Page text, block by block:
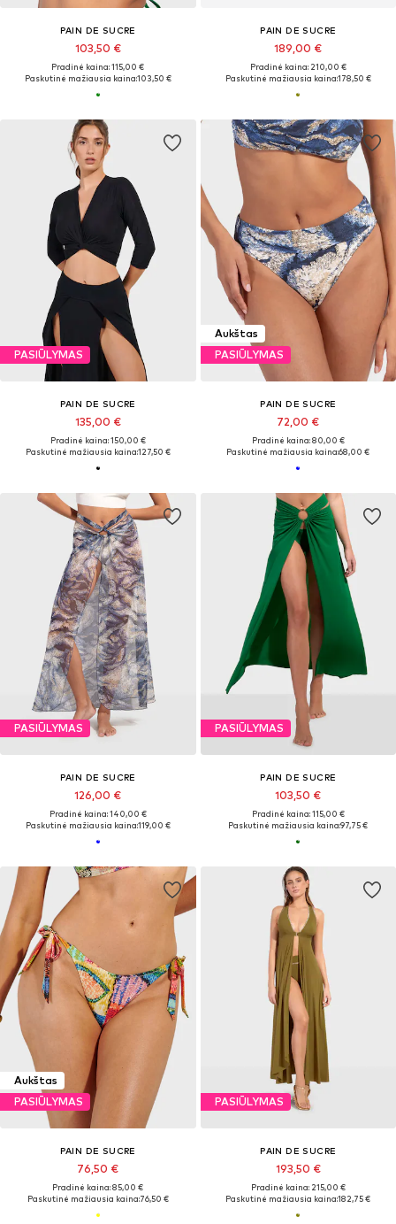
PAIN DE SUCRE
103,50 €
Pradinė kaina: 115,00 €
Paskutinė mažiausia kaina:103,50 €
PAIN DE SUCRE
189,00 €
Pradinė kaina: 210,00 €
Paskutinė mažiausia kaina:178,50 €
PASIŪLYMAS
PAIN DE SUCRE
135,00 €
Pradinė kaina: 150,00 €
Paskutinė mažiausia kaina:127,50 €
Aukštas
PASIŪLYMAS
PAIN DE SUCRE
72,00 €
Pradinė kaina: 80,00 €
Paskutinė mažiausia kaina:68,00 €
PASIŪLYMAS
PAIN DE SUCRE
126,00 €
Pradinė kaina: 140,00 €
Paskutinė mažiausia kaina:119,00 €
PASIŪLYMAS
PAIN DE SUCRE
103,50 €
Pradinė kaina: 115,00 €
Paskutinė mažiausia kaina:97,75 €
Aukštas
PASIŪLYMAS
PAIN DE SUCRE
76,50 €
Pradinė kaina: 85,00 €
Paskutinė mažiausia kaina:76,50 €
PASIŪLYMAS
PAIN DE SUCRE
193,50 €
Pradinė kaina: 215,00 €
Paskutinė mažiausia kaina:182,75 €